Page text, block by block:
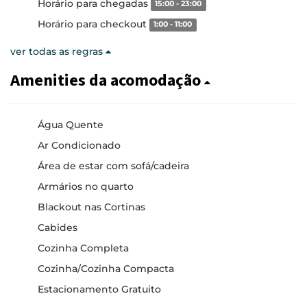
Horário para chegadas 15:00 - 23:00
Horário para checkout 1:00 - 11:00
ver todas as regras
Amenities da acomodação
Água Quente
Ar Condicionado
Área de estar com sofá/cadeira
Armários no quarto
Blackout nas Cortinas
Cabides
Cozinha Completa
Cozinha/Cozinha Compacta
Estacionamento Gratuito